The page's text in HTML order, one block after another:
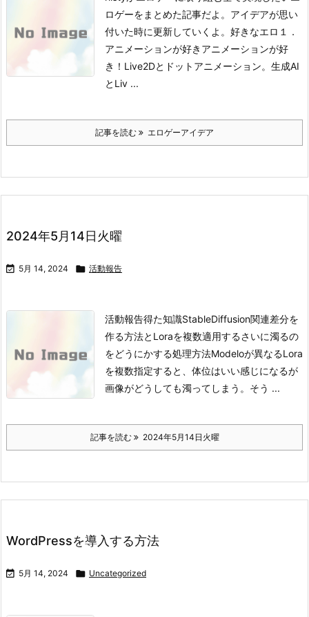
ロゲーをまとめた記事だよ。アイデアが思い
付いた時に更新していくよ。 好きなエロ１．
アニメーションが好き アニメーションが好
き！Live2Dとドットアニメーション。生成AI
とLiv ...
記事を読む エロゲーアイデア
2024年5月14日火曜
 5月 14, 2024  活動報告
活動報告得た知識StableDiffusion関連差分を
作る方法とLoraを複数適用するさいに濁るの
をどうにかする処理方法Modeloが異なるLora
を複数指定すると、体位はいい感じになるが
画像がどうしても濁ってしまう。 そう ...
記事を読む 2024年5月14日火曜
WordPressを導入する方法
 5月 14, 2024  Uncategorized